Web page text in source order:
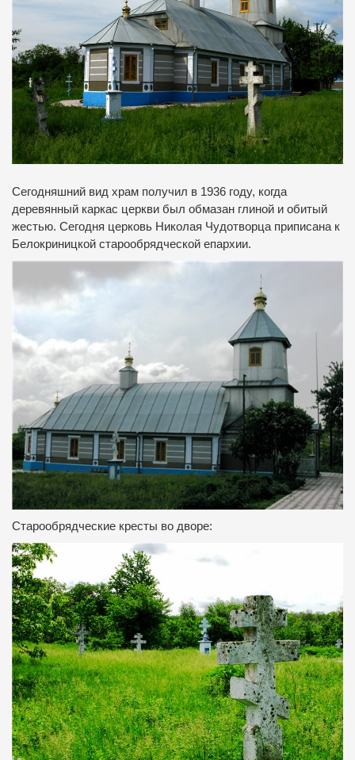
Сегодняшний вид храм получил в 1936 году, когда
деревянный каркас церкви был обмазан глиной и обитый
жестью. Сегодня церковь Николая Чудотворца приписана к
Белокриницкой старообрядческой епархии.
Старообрядческие кресты во дворе: